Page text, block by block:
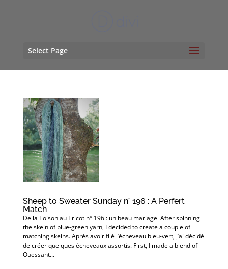
Select Page
Sheep to Sweater Sunday n° 196 : A Perfert
Match
De la Toison au Tricot n° 196 : un beau mariage After spinning
the skein of blue-green yarn, I decided to create a couple of
matching skeins. Après avoir filé l’écheveau bleu-vert, j’ai décidé
de créer quelques écheveaux assortis. First, I made a blend of
Ouessant...